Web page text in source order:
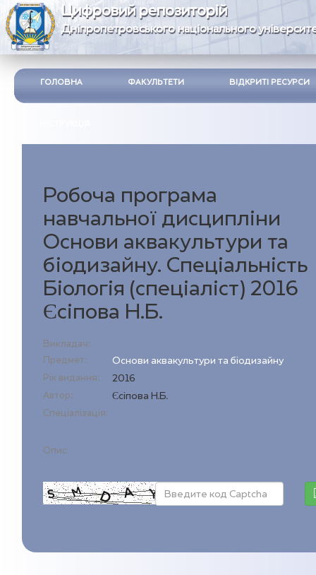
Цифровий репозиторій
Дніпропетровського національного
ГОЛОВНА ФАКУЛЬТЕТИ ВІДКРИТІ РЕСУРСИ
Робоча програма
навчальної дисципліни
Основи аквакультури та
біодизайну. Спеціальність
Біологія (спеціаліст) 2016
Єсіпова Н.Б.
Викладач:
Предмет:
Основи аквакультури та біодизайну
Рік видання: 2016
Автор: Єсіпова Н.Б.
Спеціалізація:
Опис: